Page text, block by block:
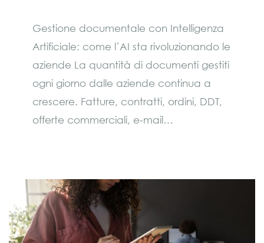
Gestione documentale con Intelligenza
Artificiale: come l’AI sta rivoluzionando le
aziende La quantità di documenti gestiti
ogni giorno dalle aziende continua a
crescere. Fatture, contratti, ordini, DDT,
offerte commerciali, e-mail…